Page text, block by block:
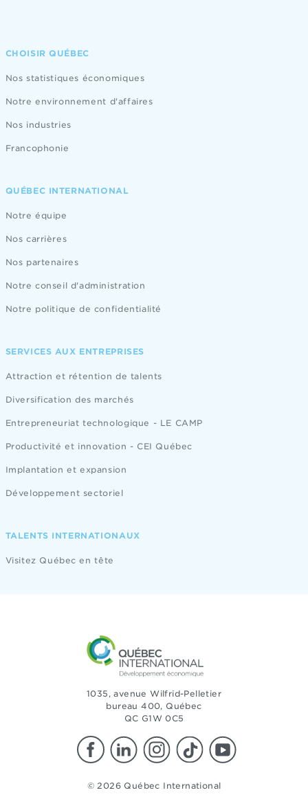
CHOISIR QUÉBEC
Nos statistiques économiques
Notre environnement d'affaires
Nos industries
Francophonie
QUÉBEC INTERNATIONAL
Notre équipe
Nos carrières
Nos partenaires
Notre conseil d'administration
Notre politique de confidentialité
SERVICES AUX ENTREPRISES
Attraction et rétention de talents
Diversification des marchés
Entrepreneuriat technologique - LE CAMP
Productivité et innovation - CEI Québec
Implantation et expansion
Développement sectoriel
TALENTS INTERNATIONAUX
Visitez Québec en tête
1035, avenue Wilfrid-Pelletier
bureau 400, Québec
QC G1W 0C5
© 2026 Québec International